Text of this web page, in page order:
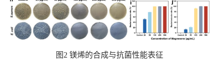
图 2 镁烯的合成与抗菌性能表征